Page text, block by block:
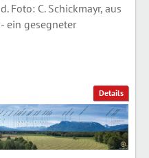
Details
Foto: C. Schickmayr, aus
ein gesegneter